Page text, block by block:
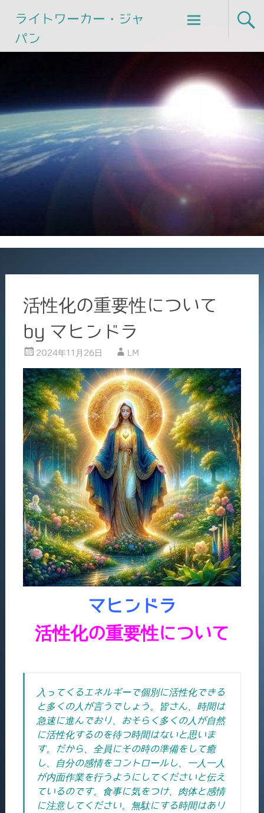
ライトワーカー・ジャ
パン
Skip
to
活性化の重要性について
by マヒンドラ
2024年11月26日 LM
マヒンドラ
活性化の重要性について
入ってくるエネルギーで個別に活性化できる
と多くの人が言うでしょう。
皆さん、時間は
急速に進んでおり、おそらく多くの人が自然
に活性化するのを待つ時間はないと思いま
す。
だから、全員にその時の準備をして癒
し、自分の感情をコントロールし、一人一人
が内面作業を行うようにしてくださいと伝え
ているのです。
食事に気をつけ、肉体と感情
に注意してください。 無駄にする時間はあり